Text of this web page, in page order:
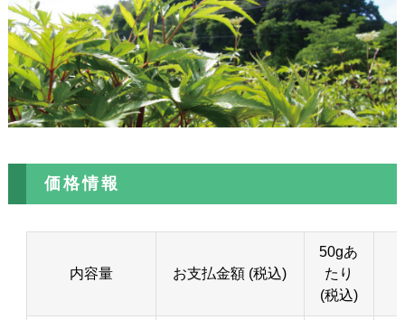
価格情報
内容量 お支払金額 (税込)
50gあ
たり
(税込)